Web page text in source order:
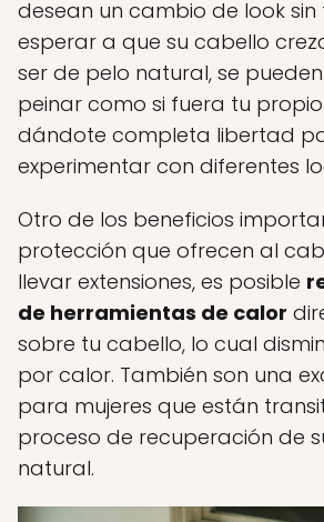
desean un cambio de look sin
esperar a que su cabello
ser de pelo natural, se
peinar como si fuera tu
dándote completa libertad
experimentar con diferentes
Otro de los beneficios
protección que ofrecen al
llevar extensiones, es posible
de herramientas de calor
sobre tu cabello, lo cual
por calor. También son una
para mujeres que están
proceso de recuperación de
natural.